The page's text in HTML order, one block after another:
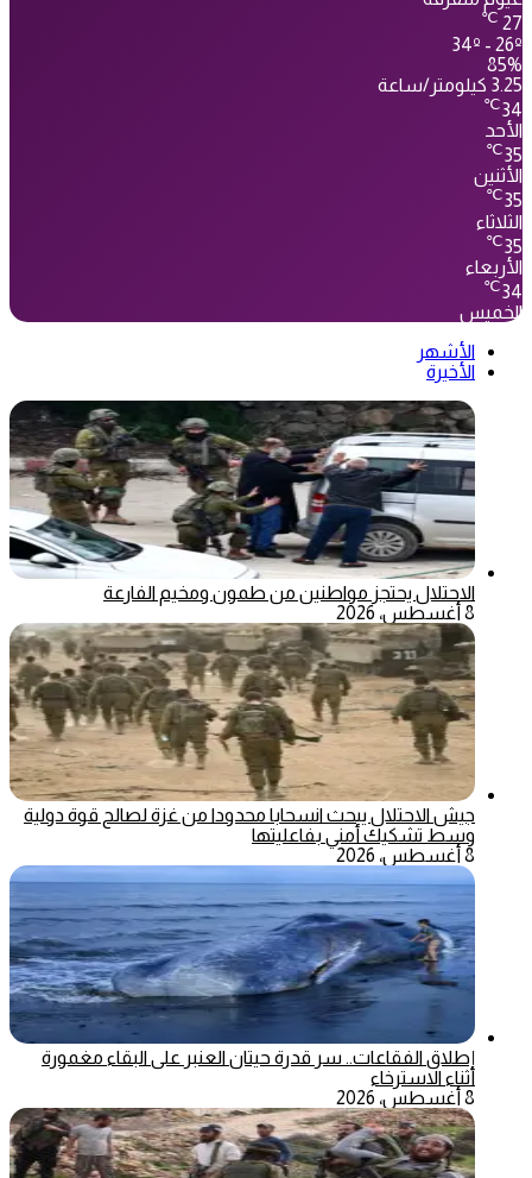
27
℃
34º - 26º
85%
3.25 كيلومتر/ساعة
34
℃
الأحد
35
℃
الأثنين
35
℃
الثلاثاء
35
℃
الأربعاء
34
℃
الخميس
الأشهر
الأخيرة
الاحتلال يحتجز مواطنين من طمون ومخيم الفارعة
8 أغسطس، 2026
جيش الاحتلال يبحث انسحابا محدودا من غزة لصالح قوة دولية
وسط تشكيك أمني بفاعليتها
8 أغسطس، 2026
إطلاق الفقاعات.. سر قدرة حيتان العنبر على البقاء مغمورة
أثناء الاسترخاء
8 أغسطس، 2026